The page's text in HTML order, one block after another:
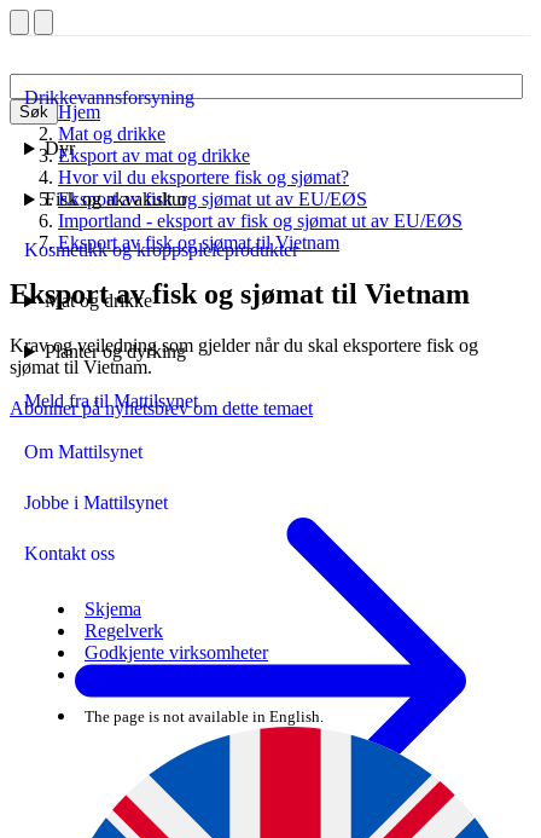
Søk
Drikkevannsforsyning
Dyr
Fisk og akvakultur
Kosmetikk og kroppspleieprodukter
Mat og drikke
Planter og dyrking
Meld fra til Mattilsynet
Om Mattilsynet
Jobbe i Mattilsynet
Kontakt oss
Skjema
Regelverk
Godkjente virksomheter
The page is not available in English.
Hjem
Mat og drikke
Eksport av mat og drikke
Hvor vil du eksportere fisk og sjømat?
Eksport av fisk og sjømat ut av EU/EØS
Importland - eksport av fisk og sjømat ut av EU/EØS
Eksport av fisk og sjømat til Vietnam
Eksport av fisk og sjømat til Vietnam
Krav og veiledning som gjelder når du skal eksportere fisk og
sjømat til Vietnam.
Abonner på nyhetsbrev om dette temaet